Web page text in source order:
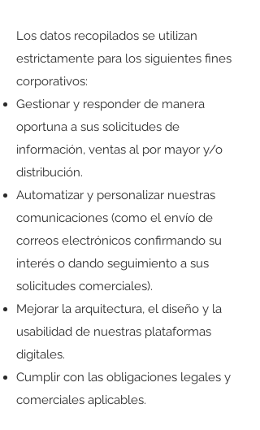
Los datos recopilados se utilizan
estrictamente para los siguientes fines
corporativos:
Gestionar y responder de manera
oportuna a sus solicitudes de
información, ventas al por mayor y/o
distribución.
Automatizar y personalizar nuestras
comunicaciones (como el envío de
correos electrónicos confirmando su
interés o dando seguimiento a sus
solicitudes comerciales).
Mejorar la arquitectura, el diseño y la
usabilidad de nuestras plataformas
digitales.
Cumplir con las obligaciones legales y
comerciales aplicables.